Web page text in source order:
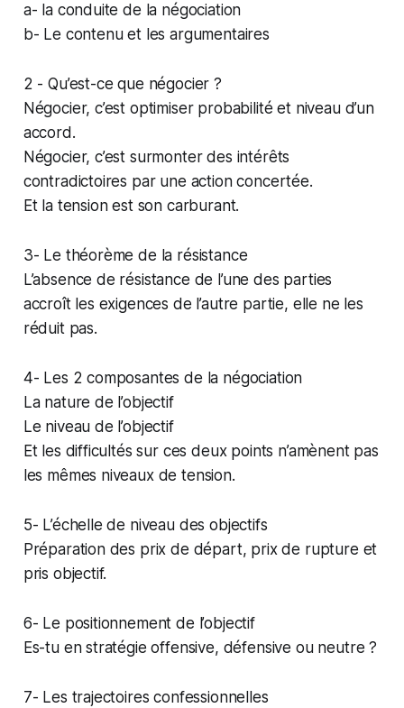
a- la conduite de la négociation
b- Le contenu et les argumentaires
2 - Qu’est-ce que négocier ?
Négocier, c’est optimiser probabilité et niveau d’un
accord.
Négocier, c’est surmonter des intérêts
contradictoires par une action concertée.
Et la tension est son carburant.
3- Le théorème de la résistance
L’absence de résistance de l’une des parties
accroît les exigences de l’autre partie, elle ne les
réduit pas.
4- Les 2 composantes de la négociation
La nature de l’objectif
Le niveau de l’objectif
Et les difficultés sur ces deux points n’amènent pas
les mêmes niveaux de tension.
5- L’échelle de niveau des objectifs
Préparation des prix de départ, prix de rupture et
pris objectif.
6- Le positionnement de l’objectif
Es-tu en stratégie offensive, défensive ou neutre ?
7- Les trajectoires confessionnelles